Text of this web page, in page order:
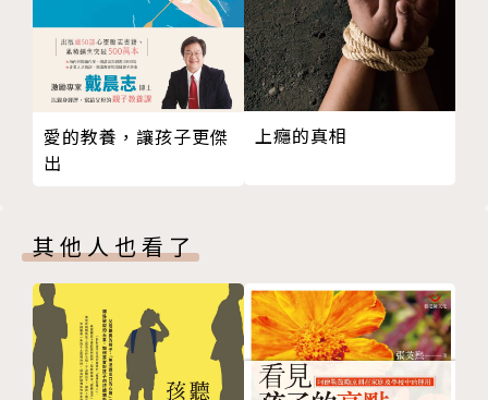
闡述孩子的情緒發展，可為孩子的情緒力、幸福力、社
會力打下良好的基礎。
每篇總結情緒教養重點，方便家長應付爆炸小童：總結
「情緒教養重點」，方便家長快速閱讀，生活化的情緒
教養建議可使教養輕鬆生活化，讓情緒問題不再是家中
20個情緒互動遊戲，以遊戲情境培養高情商：每篇均
有「大人懂了，一起說給孩子聽」協助親師用孩子的視
角學習情緒科學面與生活應用，更有遊戲設計，方便師
長以遊戲情境帶領孩子深度學習。
大人懂了，一起說給孩子聽
大人可以說故事：蓋吉變了！不再是原來的蓋吉！
遊戲設計，深入學習
遊戲1：機器人與真人比一比
遊戲2：驚心氣球大考驗
PART 3 【自覺篇】了解自己，自我情緒察覺
自我察覺能力如何培養？
調節情緒的重要步驟：留意情緒訊號
大人懂了，一起說給孩子聽
大人可以說故事：用測謊器來說情緒
遊戲設計，深入學習
遊戲1：小朋友的察覺內觀遊戲
愛的教養，讓孩子更傑
出
上癮的真相
其他人也看了